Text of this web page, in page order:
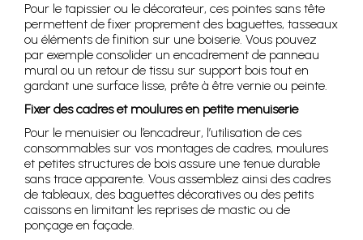
Pour le tapissier ou le décorateur, ces pointes sans tête
permettent de fixer proprement des baguettes, tasseaux
ou éléments de finition sur une boiserie. Vous pouvez
par exemple consolider un encadrement de panneau
mural ou un retour de tissu sur support bois tout en
gardant une surface lisse, prête à être vernie ou peinte.
Fixer des cadres et moulures en petite menuiserie
Pour le menuisier ou l’encadreur, l’utilisation de ces
consommables sur vos montages de cadres, moulures
et petites structures de bois assure une tenue durable
sans trace apparente. Vous assemblez ainsi des cadres
de tableaux, des baguettes décoratives ou des petits
caissons en limitant les reprises de mastic ou de
ponçage en façade.